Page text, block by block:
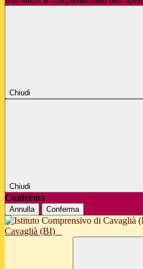
Chiudi
Chiudi
Conferma
Annulla Conferma
Cavaglià (BI)